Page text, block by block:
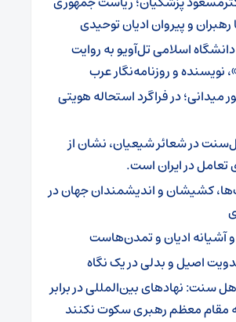
رهبران و پیروان ادیان توحیدی
اسلامی تل‌آویو به روایت
نویسنده و روزنامه‌نگار عرب
میدانی؛ در فراگرد استحاله هویتی
در شعائر شیعیان، نشان از
تعامل در ایران است.
کشیشان و اندیشمندان جهان در
و آشیانه ادیان و تمدن‌هاست
اصیل و بدلی در یک نگاه
سنت: نهادهای بین‌المللی در برابر
مقام معظم رهبری سکوت نکنند